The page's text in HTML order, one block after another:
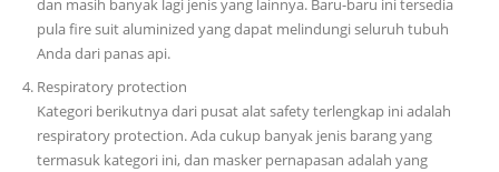
dan masih banyak lagi jenis yang lainnya. Baru-baru ini tersedia
pula fire suit aluminized yang dapat melindungi seluruh tubuh
Anda dari panas api.
Respiratory protection
Kategori berikutnya dari pusat alat safety terlengkap ini adalah
respiratory protection. Ada cukup banyak jenis barang yang
termasuk kategori ini, dan masker pernapasan adalah yang